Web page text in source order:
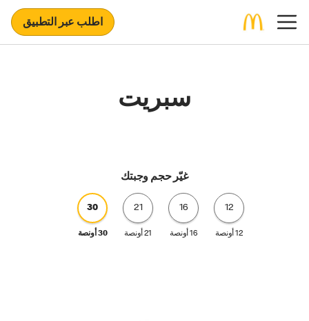
اطلب عبر التطبيق
سبريت
غيّر حجم وجبتك
12
12 أونصة
16
16 أونصة
21
21 أونصة
30
30 أونصة